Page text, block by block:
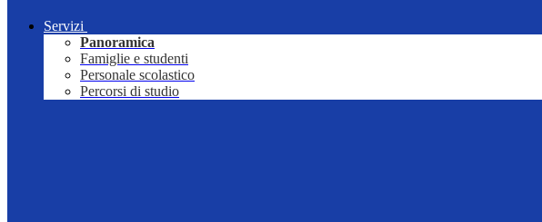
Servizi
Panoramica
Famiglie e studenti
Personale scolastico
Percorsi di studio